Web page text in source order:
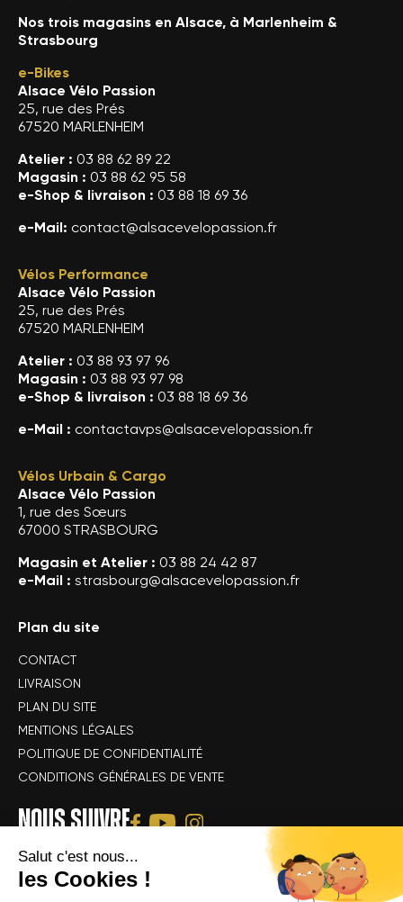
Nos trois magasins en Alsace, à Marlenheim &
Strasbourg
e-Bikes
Alsace Vélo Passion
25, rue des Prés
67520 MARLENHEIM
Atelier : 03 88 62 89 22
Magasin : 03 88 62 95 58
e-Shop & livraison : 03 88 18 69 36
e-Mail: contact@alsacevelopassion.fr
Vélos Performance
Alsace Vélo Passion
25, rue des Prés
67520 MARLENHEIM
Atelier : 03 88 93 97 96
Magasin : 03 88 93 97 98
e-Shop & livraison : 03 88 18 69 36
e-Mail : contactavps@alsacevelopassion.fr
Vélos Urbain & Cargo
Alsace Vélo Passion
1, rue des Sœurs
67000 STRASBOURG
Magasin et Atelier : 03 88 24 42 87
e-Mail : strasbourg@alsacevelopassion.fr
Plan du site
CONTACT
LIVRAISON
PLAN DU SITE
MENTIONS LÉGALES
POLITIQUE DE CONFIDENTIALITÉ
CONDITIONS GÉNÉRALES DE VENTE
NOUS SUIVRE
Salut c'est nous...
les Cookies !